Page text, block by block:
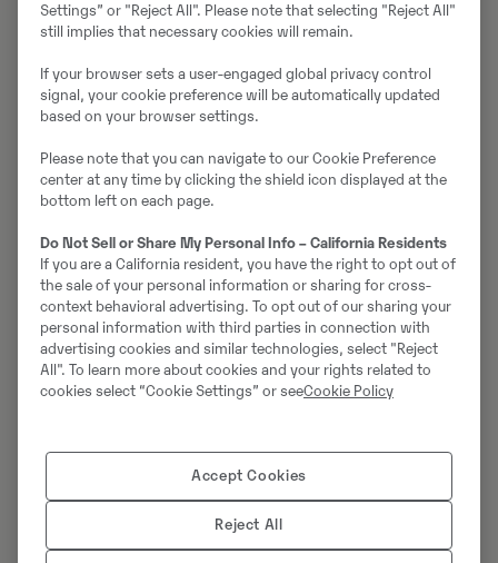
Fri entré, bra service och
tillgänglighet
Med fri entré, fri parkering, ett kompakt mässområde
och flera restauranger skapas goda förutsättningar för
effektiva möten, affärer och inspiration. Svenska
Maskinmässan arrangeras vartannat år och är öppen
för alla som vill uppleva det senaste inom
maskinbranschen på nära håll och smidig
tillgänglighet via Stockholms kollektivtrafik och
närheten till Arlanda flygplats.
Maskinlista för Svenska
- ny generation!
Settings” or "Reject All". Please note that selecting "Reject All"
still implies that necessary cookies will remain.
If your browser sets a user-engaged global privacy control
signal, your cookie preference will be automatically updated
based on your browser settings.
Please note that you can navigate to our Cookie Preference
center at any time by clicking the shield icon displayed at the
bottom left on each page.
Do Not Sell or Share My Personal Info – California Residents
If you are a California resident, you have the right to opt out of
the sale of your personal information or sharing for cross-
context behavioral advertising. To opt out of our sharing your
personal information with third parties in connection with
advertising cookies and similar technologies, select "Reject
All". To learn more about cookies and your rights related to
cookies select “Cookie Settings” or seeCookie Policy
Accept Cookies
Reject All